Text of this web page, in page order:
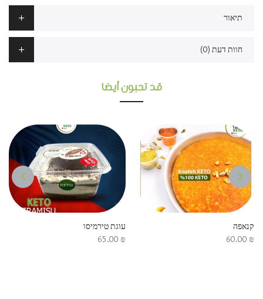
תיאור
חוות דעת (0)
قد تحبون أيضا
PREVIOUS
קנאפה
60.00 ₪
עוגת טירמיסו
65.00 ₪
NEXT